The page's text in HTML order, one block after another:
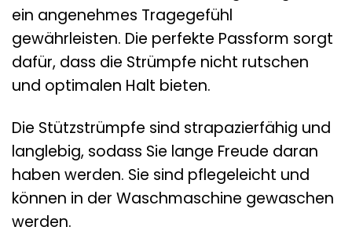
ein angenehmes Tragegefühl
gewährleisten. Die perfekte Passform sorgt
dafür, dass die Strümpfe nicht rutschen
und optimalen Halt bieten.
Die Stützstrümpfe sind strapazierfähig und
langlebig, sodass Sie lange Freude daran
haben werden. Sie sind pflegeleicht und
können in der Waschmaschine gewaschen
werden.